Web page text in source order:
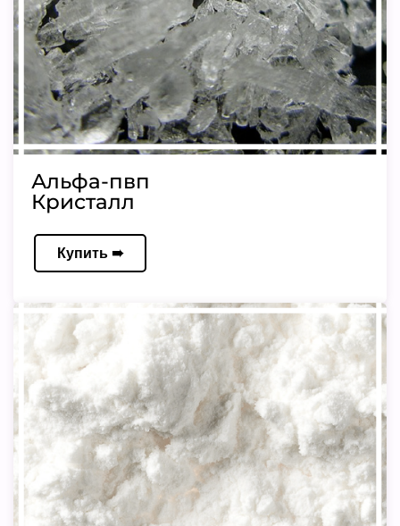
Альфа-пвп
Кристалл
Купить ➠